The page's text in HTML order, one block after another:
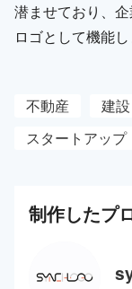
潜ませており、
ロゴとして機能し
不動産 建設
スタートアップ
制作したプ